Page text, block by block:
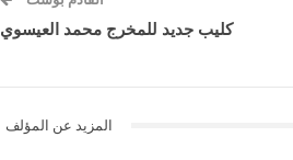
كليب جديد للمخرج محمد العيسوي
المزيد عن المؤلف